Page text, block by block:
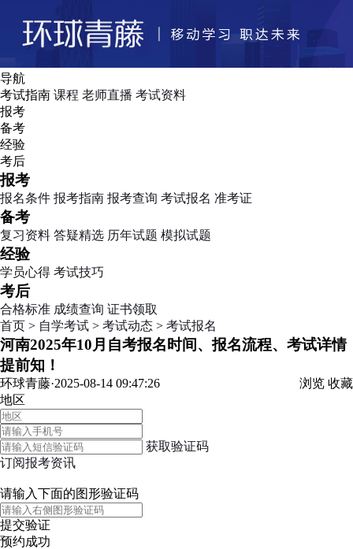
导航
考试指南 课程 老师直播 考试资料
报考
备考
经验
考后
报考
报名条件 报考指南 报考查询 考试报名 准考证
备考
复习资料 答疑精选 历年试题 模拟试题
经验
学员心得 考试技巧
考后
合格标准 成绩查询 证书领取
首页 > 自学考试 > 考试动态 > 考试报名
河南2025年10月自考报名时间、报名流程、考试详情
提前知！
环球青藤·2025-08-14 09:47:26 浏览 收藏
地区
获取验证码
订阅报考资讯
请输入下面的图形验证码
提交验证
预约成功